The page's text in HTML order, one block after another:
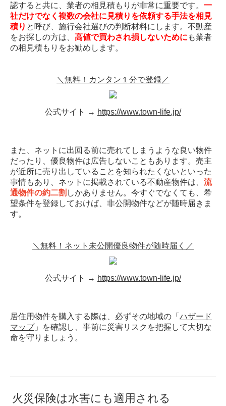
認すると共に、業者の相見積もりが非常に重要です。 一
社だけでなく複数の会社に見積りを依頼する手法を相見
積り と呼び、施行会社選びの判断材料にします。不動産
をお探しの方は、 高値で買わされ損しないために も業者
の相見積もりをお勧めします。
＼無料！カンタン１分で登録／
公式サイト → https://www.town-life.jp/
また、ネットに出回る前に売れてしまうような良い物件
だったり、優良物件は広告しないこともあります。売主
が近所に売り出していることを知られたくないといった
事情もあり、ネットに掲載されている不動産物件は、 流
通物件の約二割 しかありません。今すぐでなくても、希
望条件を登録しておけば、非公開物件などが随時届きま
す。
＼無料！ネット未公開優良物件が随時届く／
公式サイト → https://www.town-life.jp/
居住用物件を購入する際は、必ずその地域の「 ハザード
マップ」を確認し、事前に災害リスクを把握して大切な
命を守りましょう。
火災保険は水害にも適用される